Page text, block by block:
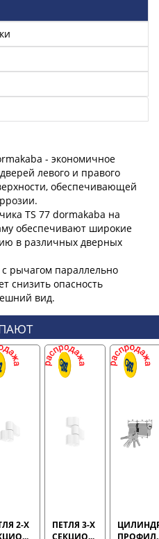
- экономичное
левого и правого
обеспечивающей
TS 77 dormakaba на
обеспечивают широкие
в различных дверных
с рычагом параллельно
снизить опасность
2-Х
ПЕТЛЯ 3-Х
СЕКЦИОННАЯ